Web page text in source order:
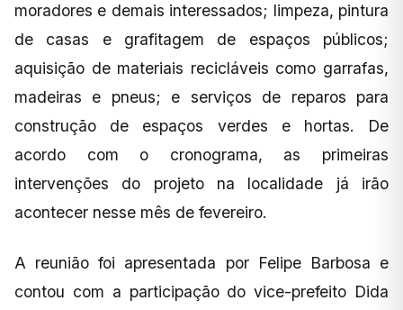
moradores e demais interessados; limpeza, pintura
de casas e grafitagem de espaços públicos;
aquisição de materiais recicláveis como garrafas,
madeiras e pneus; e serviços de reparos para
construção de espaços verdes e hortas. De
acordo com o cronograma, as primeiras
intervenções do projeto na localidade já irão
acontecer nesse mês de fevereiro.
A reunião foi apresentada por Felipe Barbosa e
contou com a participação do vice-prefeito Dida